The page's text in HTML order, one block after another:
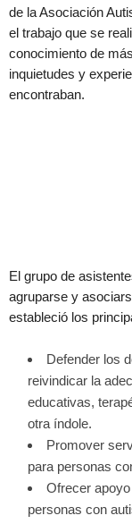
de la Asociación
el trabajo que se
conocimiento de
inquietudes y
encontraban.
El grupo de
agruparse y
estableció los
Defender los
reivindicar la
educativas,
otra índole.
Promover
para personas
Ofrecer
personas con